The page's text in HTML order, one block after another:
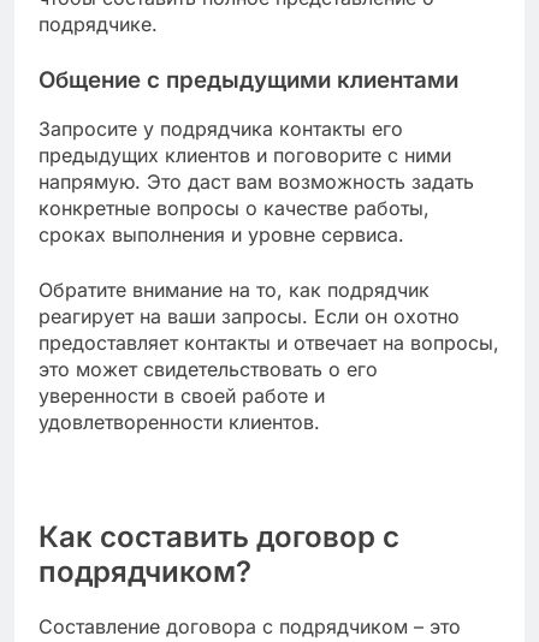
надежность компании, а также избежать
неприятных ситуаций.
Использование онлайн-платформ
Существует множество онлайн-платформ, где
можно найти отзывы о подрядчиках, такие как
Google, Yelp или специализированные сайты
для оценки услуг. Обратите внимание на общее
количество отзывов и среднюю оценку, чтобы
получить представление о репутации компании.
Сравните отзывы на нескольких платформах,
так как одни сайты могут иметь более строгие
критерии проверки, чем другие. Ищите как
положительные, так и отрицательные отзывы,
чтобы составить полное представление о
Общение с предыдущими клиентами
Запросите у подрядчика контакты его
напрямую. Это даст вам возможность задать